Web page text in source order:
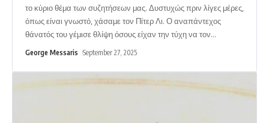
το κύριο θέμα των συζητήσεων μας. Δυστυχώς πριν λίγες μέρες,
όπως είναι γνωστό, χάσαμε τον Πίτερ Λι. Ο αναπάντεχος
θάνατός του γέμισε θλίψη όσους είχαν την τύχη να τον…
George Messaris September 27, 2025